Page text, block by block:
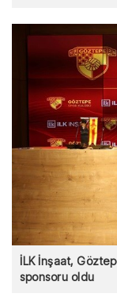
İLK İnşaat,
sponsoru oldu